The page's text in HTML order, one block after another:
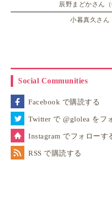
辰野まどかさん（
小暮真久さん
Social Communities
Facebook で購読する
Twitter で @glolea をフ
Instagram でフォローす
RSS で購読する